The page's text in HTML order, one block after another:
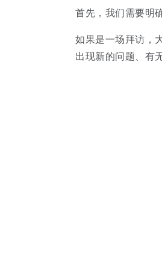
首先，我们需要明
如果是一场拜访，
出现新的问题、